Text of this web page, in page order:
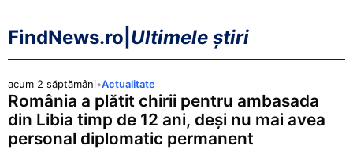
FindNews.ro Ultimele știri
acum 2 săptămâni•Actualitate
România a plătit chirii pentru ambasada
din Libia timp de 12 ani, deși nu mai avea
personal diplomatic permanent